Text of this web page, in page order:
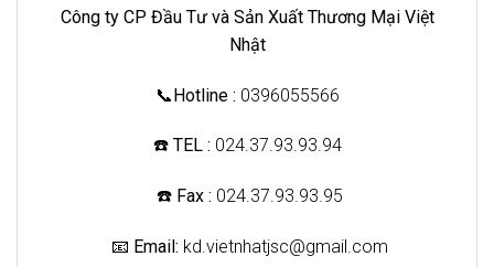
Công ty CP Đầu Tư và Sản Xuất Thương Mại Việt
Nhật
📞Hotline : 0396055566
☎️ TEL : 024.37.93.93.94
☎️ Fax : 024.37.93.93.95
📧 Email: kd.vietnhatjsc@gmail.com